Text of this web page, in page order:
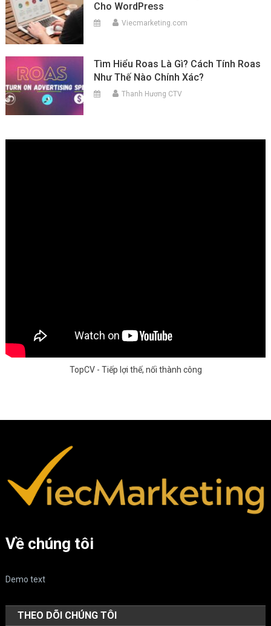
Cho WordPress
Viecmarketing.com
Tìm Hiểu Roas Là Gì? Cách Tính Roas
Như Thế Nào Chính Xác?
Thanh Hương CTV
TopCV - Tiếp lợi thế, nối thành công
Về chúng tôi
Demo text
THEO DÕI CHÚNG TÔI